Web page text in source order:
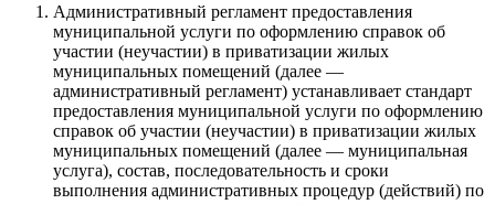
Административный регламент предоставления
муниципальной услуги по оформлению справок об
участии (неучастии) в приватизации жилых
муниципальных помещений (далее —
административный регламент) устанавливает стандарт
предоставления муниципальной услуги по оформлению
справок об участии (неучастии) в приватизации жилых
муниципальных помещений (далее — муниципальная
услуга), состав, последовательность и сроки
выполнения административных процедур (действий) по